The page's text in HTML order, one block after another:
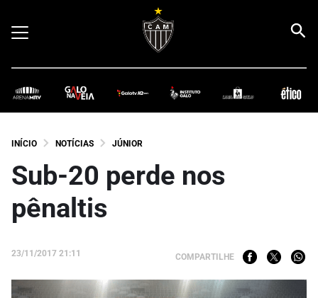
INÍCIO NOTÍCIAS JÚNIOR
Sub-20 perde nos
pênaltis
23/11/2017 21:11 COMPARTILHE